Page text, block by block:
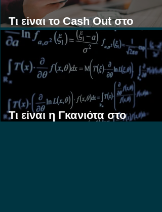
Τι είναι το Cash Out στο
Στοίχημα;
Τι είναι η Γκανιότα στο